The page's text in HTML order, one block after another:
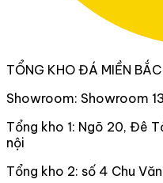
TỔNG KHO ĐÁ MIỀN BẮC
Showroom: Showroom
Tổng kho 1: Ngõ 20, Đê
nội
Tổng kho 2: số 4 Chu